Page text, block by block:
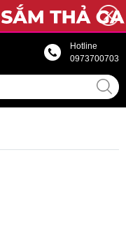
Hotline
0973700703